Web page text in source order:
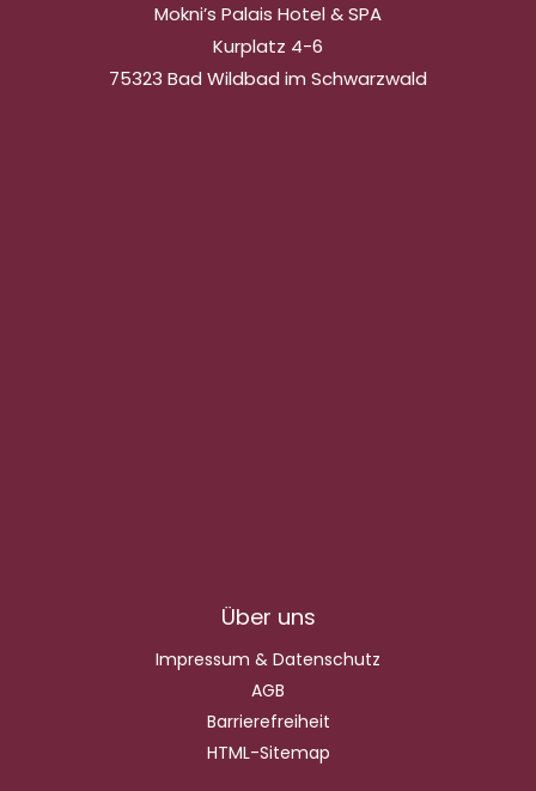
Mokni’s Palais Hotel & SPA
Kurplatz 4-6
75323 Bad Wildbad im Schwarzwald
Über uns
Impressum & Datenschutz
AGB
Barrierefreiheit
HTML-Sitemap